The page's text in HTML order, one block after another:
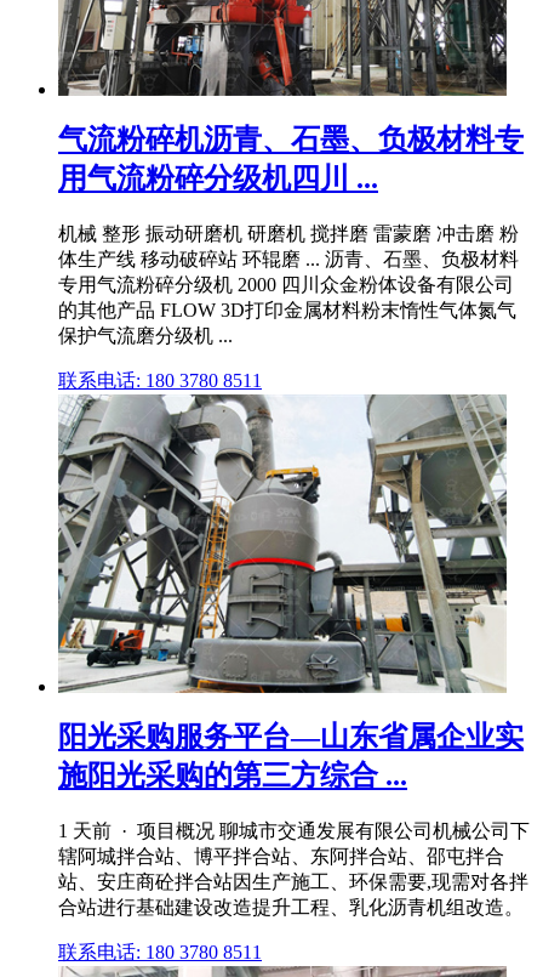
气流粉碎机沥青、石墨、负极材料专
用气流粉碎分级机四川 ...
机械 整形 振动研磨机 研磨机 搅拌磨 雷蒙磨 冲击磨 粉
体生产线 移动破碎站 环辊磨 ... 沥青、石墨、负极材料
专用气流粉碎分级机 2000 四川众金粉体设备有限公司
的其他产品 FLOW 3D打印金属材料粉末惰性气体氮气
保护气流磨分级机 ...
联系电话: 180 3780 8511
阳光采购服务平台—山东省属企业实
施阳光采购的第三方综合 ...
1 天前 · 项目概况 聊城市交通发展有限公司机械公司下
辖阿城拌合站、博平拌合站、东阿拌合站、邵屯拌合
站、安庄商砼拌合站因生产施工、环保需要,现需对各拌
合站进行基础建设改造提升工程、乳化沥青机组改造。
联系电话: 180 3780 8511